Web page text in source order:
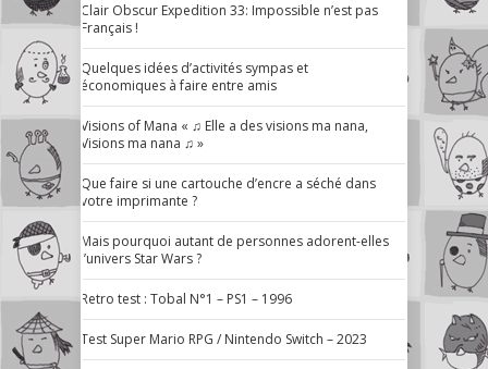
Clair Obscur Expedition 33: Impossible n’est pas
Français !
Quelques idées d’activités sympas et
économiques à faire entre amis
Visions of Mana « ♫ Elle a des visions ma nana,
Visions ma nana ♫ »
Que faire si une cartouche d’encre a séché dans
votre imprimante ?
Mais pourquoi autant de personnes adorent-elles
l’univers Star Wars ?
Retro test : Tobal N°1 – PS1 – 1996
Test Super Mario RPG / Nintendo Switch – 2023